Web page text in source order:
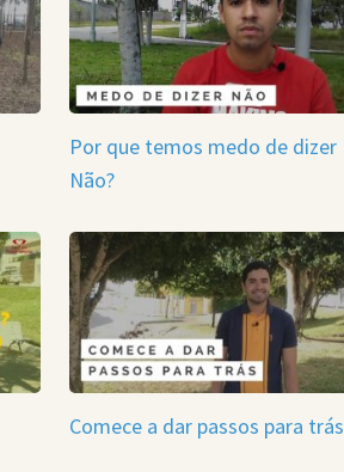
Por que temos medo de dizer
Não?
Comece a dar passos para trás